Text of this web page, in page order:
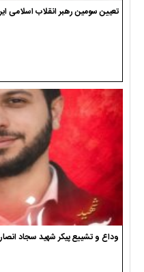
تعیین سومین رهبر انقلاب اسلامی
وداع و تشییع پیکر شهید سجاد